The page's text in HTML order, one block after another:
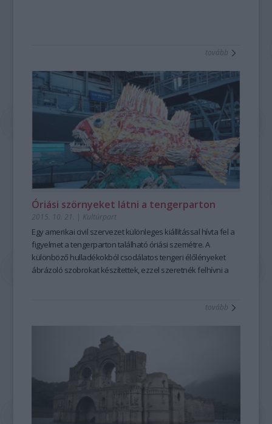
tovább
Óriási szörnyeket látni a tengerparton
2015. 10. 21. | Kultúrpart
Egy amerikai civil szervezetkülönleges kiállítással hívta fel a
figyelmet a tengerparton található óriási szemétre. A
különböző hulladékokból csodálatos tengeri élőlényeket
ábrázoló szobrokatkészítettek, ezzel szeretnék felhívni a
tovább